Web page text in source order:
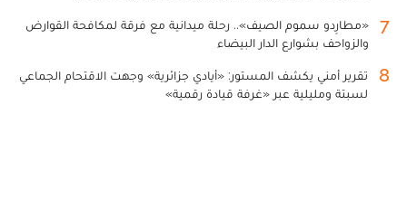
7
«مطارِدو سموم الصيف».. رحلة ميدانية مع فرقة لمكافحة القوارض
والزواحف بشوارع الدار البيضاء
8
تقرير أمني يكشف المستور: «أيادي جزائرية» وجهت الاقتحام الجماعي
لسبتة ومليلية عبر «غرفة قيادة رقمية»